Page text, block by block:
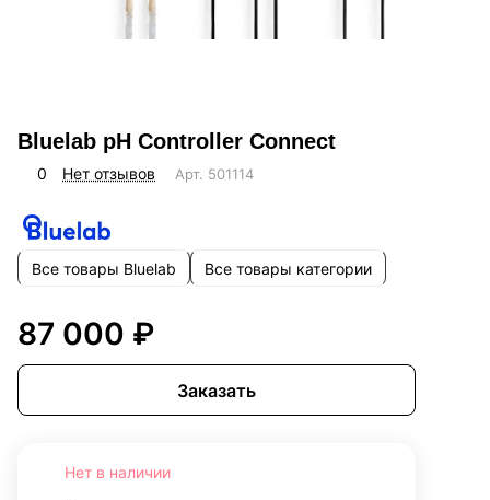
Bluelab pH Controller Connect
0 Нет отзывов Арт. 501114
Все товары Bluelab Все товары категории
87 000 ₽
Заказать
Нет в наличии